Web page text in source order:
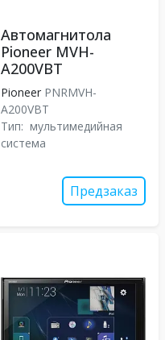
Автомагнитола
Pioneer MVH-
A200VBT
Pioneer PNRMVH-
A200VBT
Тип: мультимедийная
система
Предзаказ